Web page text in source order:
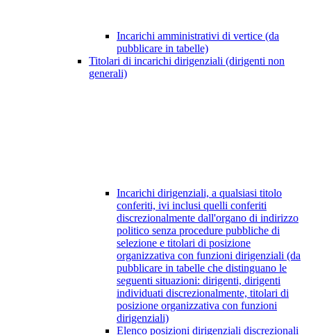
Incarichi amministrativi di vertice (da
pubblicare in tabelle)
Titolari di incarichi dirigenziali (dirigenti non
generali)
Incarichi dirigenziali, a qualsiasi titolo
conferiti, ivi inclusi quelli conferiti
discrezionalmente dall'organo di indirizzo
politico senza procedure pubbliche di
selezione e titolari di posizione
organizzativa con funzioni dirigenziali (da
pubblicare in tabelle che distinguano le
seguenti situazioni: dirigenti, dirigenti
individuati discrezionalmente, titolari di
posizione organizzativa con funzioni
dirigenziali)
Elenco posizioni dirigenziali discrezionali